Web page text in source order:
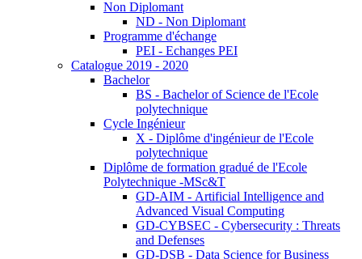
Non Diplomant
ND - Non Diplomant
Programme d'échange
PEI - Echanges PEI
Catalogue 2019 - 2020
Bachelor
BS - Bachelor of Science de l'Ecole
polytechnique
Cycle Ingénieur
X - Diplôme d'ingénieur de l'Ecole
polytechnique
Diplôme de formation gradué de l'Ecole
Polytechnique -MSc&T
GD-AIM - Artificial Intelligence and
Advanced Visual Computing
GD-CYBSEC - Cybersecurity : Threats
and Defenses
GD-DSB - Data Science for Business